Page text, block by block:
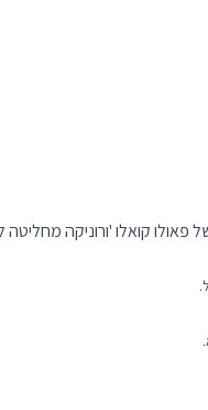
קואלו 'ורוניקה מחליטה